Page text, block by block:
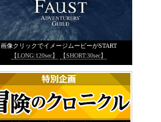
画像クリックでイメージムービーがSTART
【LONG:120sec】
【SHORT:30sec】